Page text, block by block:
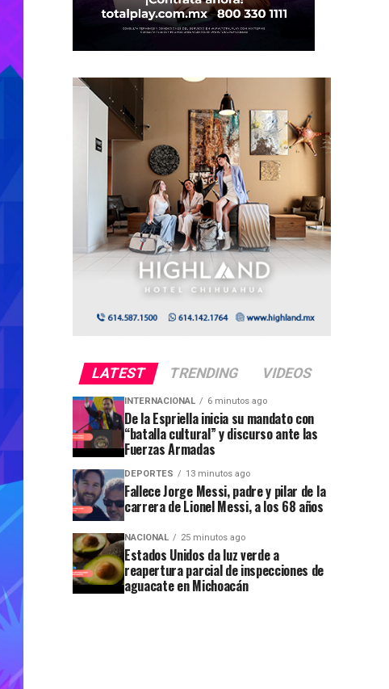
LATEST TRENDING VIDEOS
INTERNACIONAL 6 minutos ago
De la Espriella inicia su mandato con
“batalla cultural” y discurso ante las
Fuerzas Armadas
DEPORTES 13 minutos ago
Fallece Jorge Messi, padre y pilar de la
carrera de Lionel Messi, a los 68 años
NACIONAL 25 minutos ago
Estados Unidos da luz verde a
reapertura parcial de inspecciones de
aguacate en Michoacán